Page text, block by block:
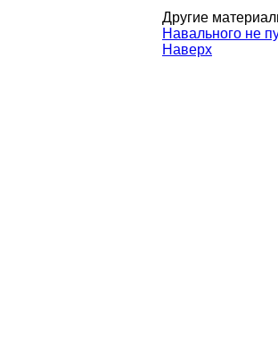
Другие
Навального не
Наверх